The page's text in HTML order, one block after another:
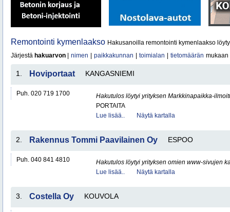
Remontointi kymenlaakso Hakusanoilla remontointi kymenlaakso
Järjestä hakuarvon nimen paikkakunnan toimialan tietomäärän mukaan
1. Hoviportaat KANGASNIEMI
Puh. 020 719 1700
Hakutulos löytyi yrityksen Markkinapaikka-
PORTAITA
Lue lisää..
Näytä kartalla
2. Rakennus Tommi Paavilainen Oy ESPOO
Puh. 040 841 4810
Hakutulos löytyi yrityksen omien www-sivujen
Lue lisää..
Näytä kartalla
3. Costella Oy KOUVOLA